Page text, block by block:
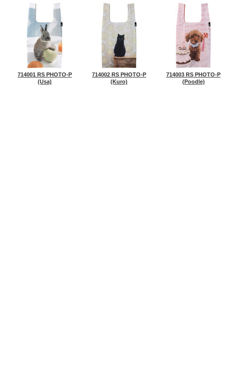
714001 RS PHOTO-P
(Usa)
714002 RS PHOTO-P
(Kuro)
714003 RS PHOTO-P
(Poodle)